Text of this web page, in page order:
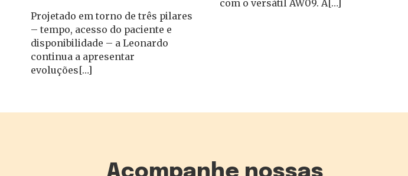
Projetado em torno de três pilares
– tempo, acesso do paciente e
disponibilidade – a Leonardo
continua a apresentar
evoluções[…]
com o versátil AW09. A[…]